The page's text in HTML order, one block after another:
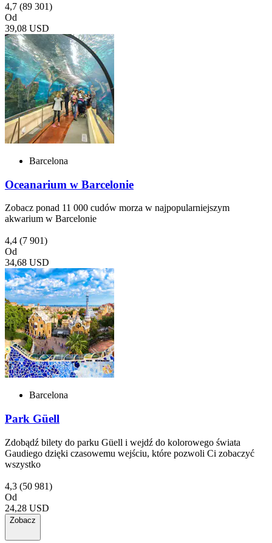
4,7 (89 301)
Od
39,08 USD
Barcelona
Oceanarium w Barcelonie
Zobacz ponad 11 000 cudów morza w najpopularniejszym
akwarium w Barcelonie
4,4 (7 901)
Od
34,68 USD
Barcelona
Park Güell
Zdobądź bilety do parku Güell i wejdź do kolorowego świata
Gaudiego dzięki czasowemu wejściu, które pozwoli Ci zobaczyć
wszystko
4,3 (50 981)
Od
24,28 USD
Zobacz